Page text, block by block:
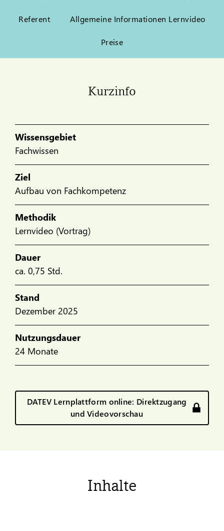
Referent Allgemeine Informationen Lernvideo
Preise
Kurzinfo
Wissensgebiet
Fachwissen
Ziel
Aufbau von Fachkompetenz
Methodik
Lernvideo (Vortrag)
Dauer
ca. 0,75 Std.
Stand
Dezember 2025
Nutzungsdauer
24 Monate
DATEV Lernplattform online: Direktzugang
und Videovorschau
Inhalte